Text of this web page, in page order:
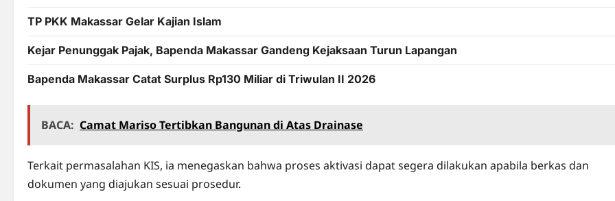
TP PKK Makassar Gelar Kajian Islam
Kejar Penunggak Pajak, Bapenda Makassar Gandeng Kejaksaan Turun Lapangan
Bapenda Makassar Catat Surplus Rp130 Miliar di Triwulan II 2026
BACA: Camat Mariso Tertibkan Bangunan di Atas Drainase
Terkait permasalahan KIS, ia menegaskan bahwa proses aktivasi dapat segera dilakukan apabila berkas dan
dokumen yang diajukan sesuai prosedur.